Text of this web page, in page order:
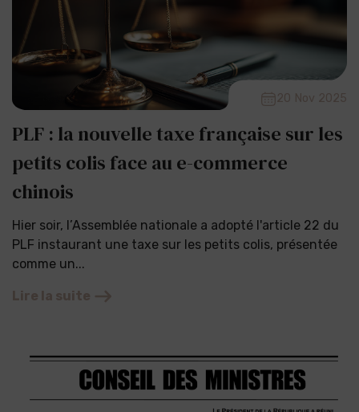
20 Nov 2025
PLF : la nouvelle taxe française sur les
petits colis face au e-commerce
chinois
Hier soir, l’Assemblée nationale a adopté l'article 22 du
PLF instaurant une taxe sur les petits colis, présentée
comme un...
Lire la suite